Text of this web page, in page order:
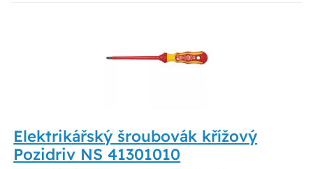
Elektrikářský šroubovák křížový
Pozidriv NS 41301010